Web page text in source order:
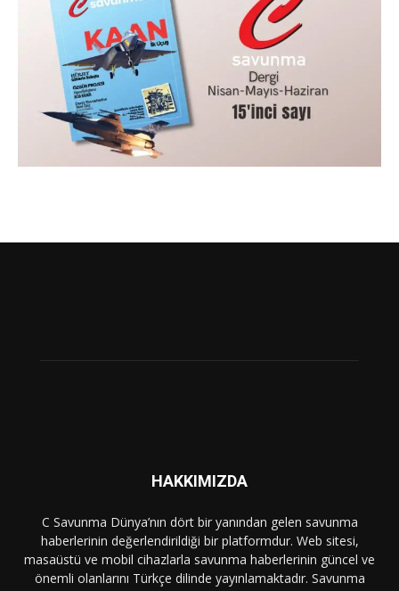
HAKKIMIZDA
C Savunma Dünya’nın dört bir yanından gelen savunma
haberlerinin değerlendirildiği bir platformdur. Web sitesi,
masaüstü ve mobil cihazlarla savunma haberlerinin güncel ve
önemli olanlarını Türkçe dilinde yayınlamaktadır. Savunma